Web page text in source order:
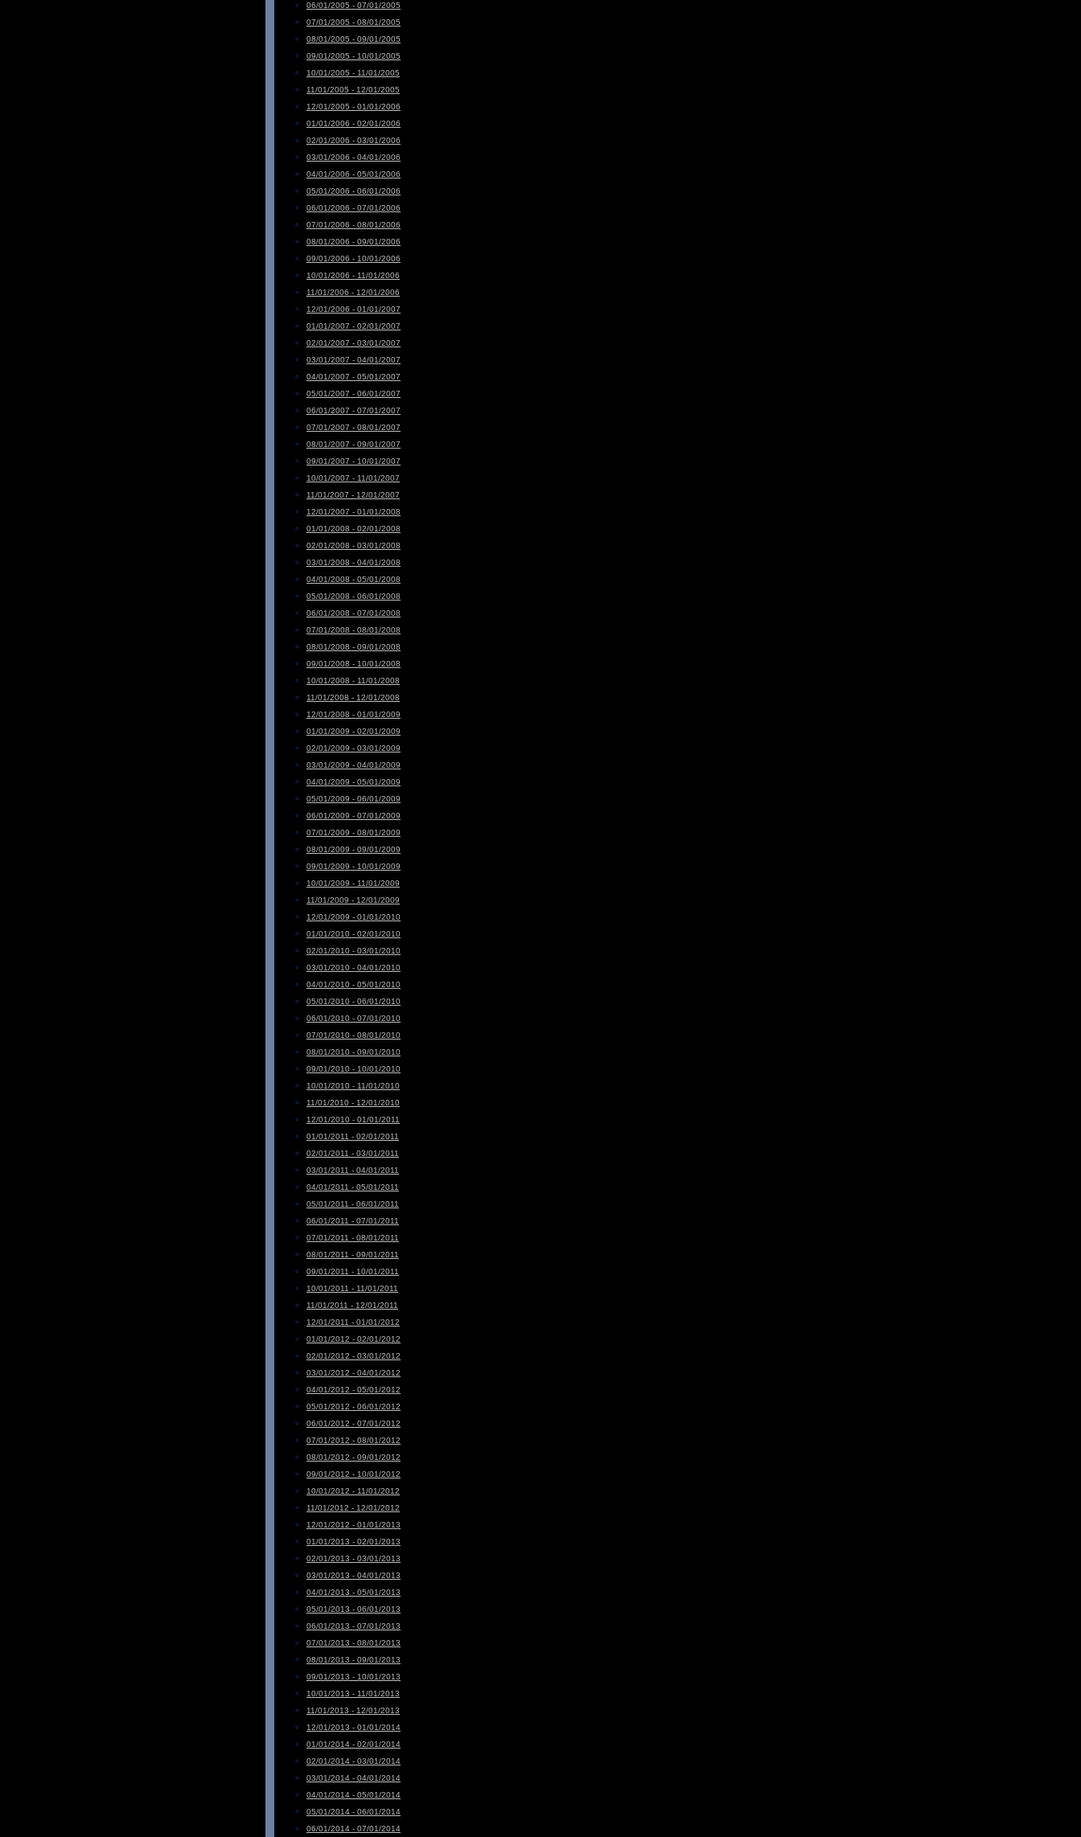
06/01/2005 - 07/01/2005
07/01/2005 - 08/01/2005
08/01/2005 - 09/01/2005
09/01/2005 - 10/01/2005
10/01/2005 - 11/01/2005
11/01/2005 - 12/01/2005
12/01/2005 - 01/01/2006
01/01/2006 - 02/01/2006
02/01/2006 - 03/01/2006
03/01/2006 - 04/01/2006
04/01/2006 - 05/01/2006
05/01/2006 - 06/01/2006
06/01/2006 - 07/01/2006
07/01/2006 - 08/01/2006
08/01/2006 - 09/01/2006
09/01/2006 - 10/01/2006
10/01/2006 - 11/01/2006
11/01/2006 - 12/01/2006
12/01/2006 - 01/01/2007
01/01/2007 - 02/01/2007
02/01/2007 - 03/01/2007
03/01/2007 - 04/01/2007
04/01/2007 - 05/01/2007
05/01/2007 - 06/01/2007
06/01/2007 - 07/01/2007
07/01/2007 - 08/01/2007
08/01/2007 - 09/01/2007
09/01/2007 - 10/01/2007
10/01/2007 - 11/01/2007
11/01/2007 - 12/01/2007
12/01/2007 - 01/01/2008
01/01/2008 - 02/01/2008
02/01/2008 - 03/01/2008
03/01/2008 - 04/01/2008
04/01/2008 - 05/01/2008
05/01/2008 - 06/01/2008
06/01/2008 - 07/01/2008
07/01/2008 - 08/01/2008
08/01/2008 - 09/01/2008
09/01/2008 - 10/01/2008
10/01/2008 - 11/01/2008
11/01/2008 - 12/01/2008
12/01/2008 - 01/01/2009
01/01/2009 - 02/01/2009
02/01/2009 - 03/01/2009
03/01/2009 - 04/01/2009
04/01/2009 - 05/01/2009
05/01/2009 - 06/01/2009
06/01/2009 - 07/01/2009
07/01/2009 - 08/01/2009
08/01/2009 - 09/01/2009
09/01/2009 - 10/01/2009
10/01/2009 - 11/01/2009
11/01/2009 - 12/01/2009
12/01/2009 - 01/01/2010
01/01/2010 - 02/01/2010
02/01/2010 - 03/01/2010
03/01/2010 - 04/01/2010
04/01/2010 - 05/01/2010
05/01/2010 - 06/01/2010
06/01/2010 - 07/01/2010
07/01/2010 - 08/01/2010
08/01/2010 - 09/01/2010
09/01/2010 - 10/01/2010
10/01/2010 - 11/01/2010
11/01/2010 - 12/01/2010
12/01/2010 - 01/01/2011
01/01/2011 - 02/01/2011
02/01/2011 - 03/01/2011
03/01/2011 - 04/01/2011
04/01/2011 - 05/01/2011
05/01/2011 - 06/01/2011
06/01/2011 - 07/01/2011
07/01/2011 - 08/01/2011
08/01/2011 - 09/01/2011
09/01/2011 - 10/01/2011
10/01/2011 - 11/01/2011
11/01/2011 - 12/01/2011
12/01/2011 - 01/01/2012
01/01/2012 - 02/01/2012
02/01/2012 - 03/01/2012
03/01/2012 - 04/01/2012
04/01/2012 - 05/01/2012
05/01/2012 - 06/01/2012
06/01/2012 - 07/01/2012
07/01/2012 - 08/01/2012
08/01/2012 - 09/01/2012
09/01/2012 - 10/01/2012
10/01/2012 - 11/01/2012
11/01/2012 - 12/01/2012
12/01/2012 - 01/01/2013
01/01/2013 - 02/01/2013
02/01/2013 - 03/01/2013
03/01/2013 - 04/01/2013
04/01/2013 - 05/01/2013
05/01/2013 - 06/01/2013
06/01/2013 - 07/01/2013
07/01/2013 - 08/01/2013
08/01/2013 - 09/01/2013
09/01/2013 - 10/01/2013
10/01/2013 - 11/01/2013
11/01/2013 - 12/01/2013
12/01/2013 - 01/01/2014
01/01/2014 - 02/01/2014
02/01/2014 - 03/01/2014
03/01/2014 - 04/01/2014
04/01/2014 - 05/01/2014
05/01/2014 - 06/01/2014
06/01/2014 - 07/01/2014